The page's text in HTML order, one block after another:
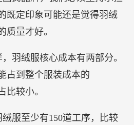
既定印象可能还是觉得羽绒
质量才好。
羽绒服核心成本有两部分。
占到整个服装成本的
比较小。
服至少有150道工序，比较